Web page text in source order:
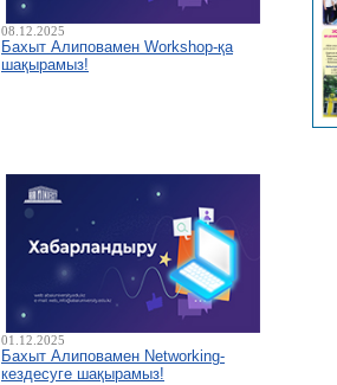
08.12.2025
Бахыт Алиповамен Workshop-қа
шақырамыз!
01.12.2025
Бахыт Алиповамен Networking-
кездесуге шақырамыз!